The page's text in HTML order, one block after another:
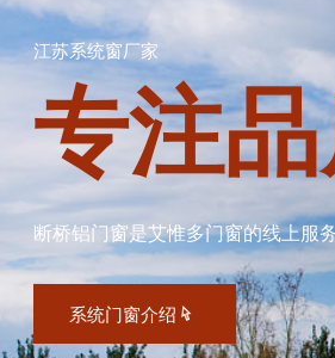
江苏系统窗厂家
专注
断桥铝门窗是艾惟多门窗的线上服
系统门窗介绍